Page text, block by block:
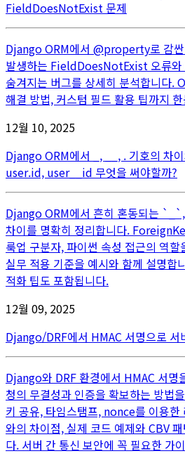
FieldDoesNotExist 문제
Django ORM에서 @property로 감싼
발생하는 FieldDoesNotExist 오류와
숨겨지는 버그를 상세히 분석합니다.
해결 방법, 커스텀 필드 활용 팁까지
12월 10, 2025
Django ORM에서 _, __, . 기호의 차
user.id, user__id 무엇을 써야할까?
Django ORM에서 흔히 혼동되는
차이를 명확히 정리합니다.
룩업 구분자, 파이썬 속성 접근의 역
실무 적용 기준을 예시와 함께 설명합
적화 팁도 포함됩니다.
12월 09, 2025
Django/DRF에서 HMAC 서명으로 서
Django와 DRF 환경에서 HMAC 서명
청의 무결성과 인증을 확보하는 방법
키 공유, 타임스탬프, nonce를 이용한
와의 차이점, 실제 코드 예제와 CBV
다. 서버 간 통신 보안에 꼭 필요한 가